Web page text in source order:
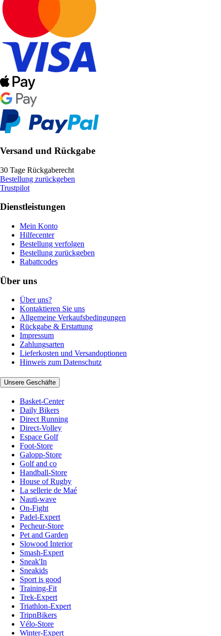
Versand und Rückgabe
30 Tage Rückgaberecht
Bestellung zurückgeben
Trustpilot
Dienstleistungen
Mein Konto
Hilfecenter
Bestellung verfolgen
Bestellung zurückgeben
Rabattcodes
Über uns
Über uns?
Kontaktieren Sie uns
Allgemeine Verkaufsbedingungen
Rückgabe & Erstattung
Impressum
Zahlungsarten
Lieferkosten und Versandoptionen
Hinweis zum Datenschutz
Unsere Geschäfte
Basket-Center
Daily Bikers
Direct Running
Direct-Volley
Espace Golf
Foot-Store
Galopp-Store
Golf and co
Handball-Store
House of Rugby
La sellerie de Maé
Nauti-wave
On-Fight
Padel-Expert
Pecheur-Store
Pet and Garden
Slowood Interior
Smash-Expert
Sneak'In
Sneakids
Sport is good
Training-Fit
Trek-Expert
Triathlon-Expert
TripnBikers
Vélo-Store
Winter-Expert